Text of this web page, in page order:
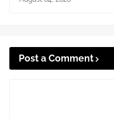
Post a Comment